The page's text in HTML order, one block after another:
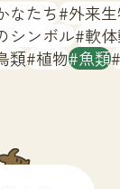
なたち 外来
シンボル 軟
類 植物 魚類